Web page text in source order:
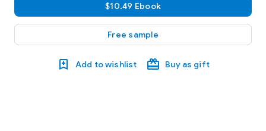
$10.49 Ebook
Free sample
Add to wishlist Buy as gift